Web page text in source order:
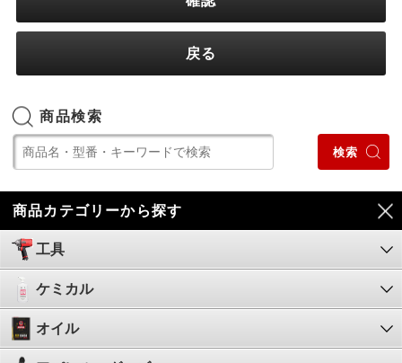
商品検索
商品カテゴリーから探す
工具
ケミカル
オイル